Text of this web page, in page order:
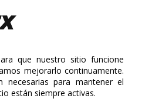
rights reserved. Today is Domingo,
que nuestro sitio funcione
mejorarlo continuamente.
necesarias para mantener el
están siempre activas.